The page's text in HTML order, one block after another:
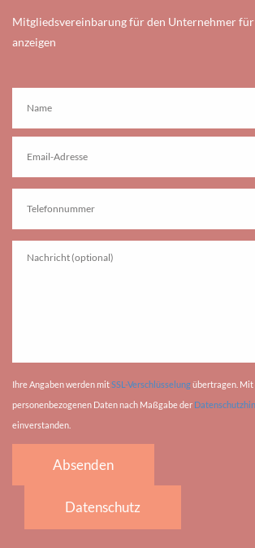
Mitgliedsvereinbarung für den Unternehmer für
anzeigen
Ihre Angaben werden mitSSL-Verschlüsselungübertragen. Mit
personenbezogenen Daten nach Maßgabe der
einverstanden.
Absenden
Datenschutz